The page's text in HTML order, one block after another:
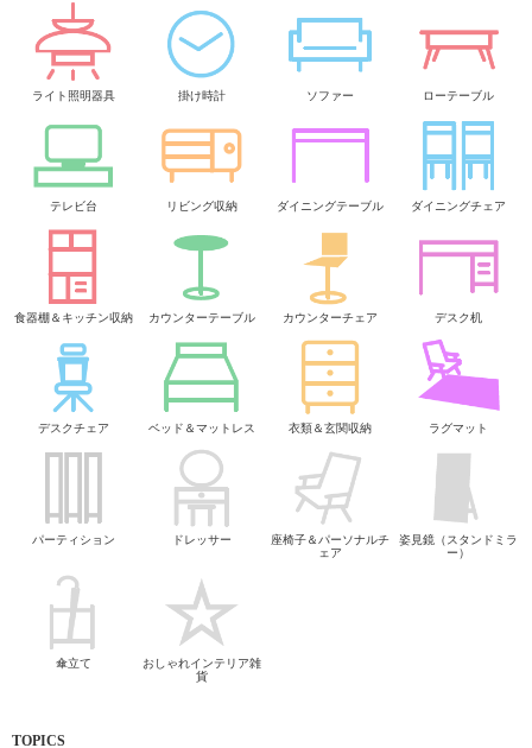
ライト照明器具 掛け時計 ソファー ローテーブル
テレビ台 リビング収納 ダイニングテーブル ダイニングチェア
食器棚＆キッチン収納 カウンターテーブル カウンターチェア デスク机
デスクチェア ベッド＆マットレス 衣類＆玄関収納 ラグマット
パーティション ドレッサー
座椅子＆パーソナルチ
ェア
姿見鏡（スタンドミラ
ー）
傘立て
おしゃれインテリア雑
貨